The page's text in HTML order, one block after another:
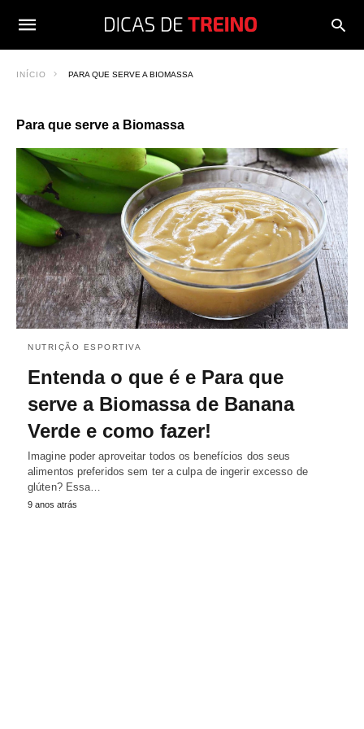
INÍCIO PARA QUE SERVE A BIOMASSA
Para que serve a Biomassa
NUTRIÇÃO ESPORTIVA
Entenda o que é e Para que
serve a Biomassa de Banana
Verde e como fazer!
Imagine poder aproveitar todos os benefícios dos seus
alimentos preferidos sem ter a culpa de ingerir excesso de
glúten? Essa…
9 anos atrás